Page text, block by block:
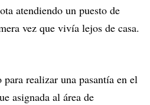
atendiendo un puesto de
vez que vivía lejos de casa.
realizar una pasantía en el
asignada al área de